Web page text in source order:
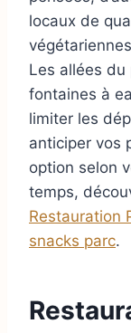
locaux de
Les allées
fontaines à
limiter les
anticiper vos
option selon
temps,
Restauration
snacks parc.